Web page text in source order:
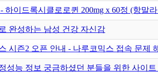
하이드록시클로로퀸 200mg x 60정 (항말
완성하는 남성 건강 자신감
시즌2 오픈 안내 - 나루코믹스 접속 문제
성능 정보 궁금하셨던 분들을 위한 사이